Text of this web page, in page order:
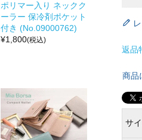
ポリマー入り ネックク
ーラー 保冷剤ポケット
付き (No.09000762)
¥1,800(税込)
返品
商品
サ